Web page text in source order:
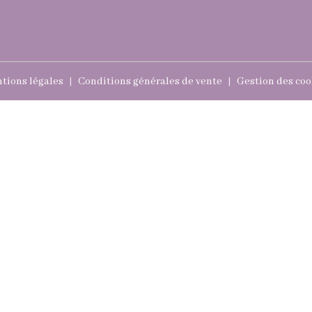
légales Conditions générales de vente Gestion des